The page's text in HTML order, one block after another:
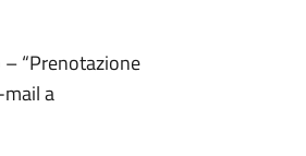
“Prenotazione
a